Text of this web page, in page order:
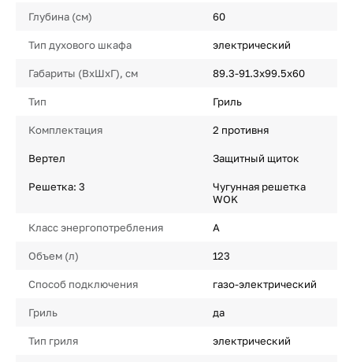
Глубина (см) 60
Тип духового шкафа электрический
Габариты (ВхШхГ), см 89.3-91.3х99.5х60
Тип Гриль
Комплектация 2 противня
Вертел Защитный щиток
Решетка: 3
Чугунная решетка
WOK
Класс энергопотребления A
Объем (л) 123
Способ подключения газо-электрический
Гриль да
Тип гриля электрический